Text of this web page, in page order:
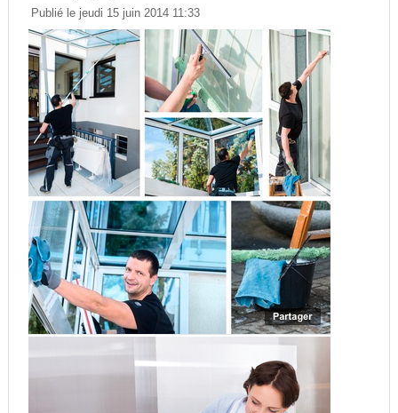
Publié le jeudi 15 juin 2014 11:33